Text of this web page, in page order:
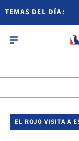
TEMAS DEL DÍA:
EL ROJO VISITA A